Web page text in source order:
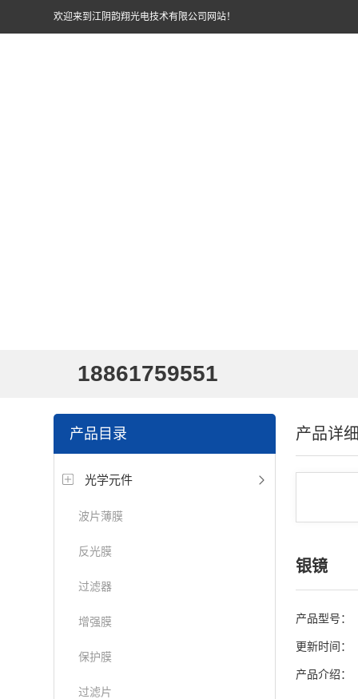
欢迎来到江阴韵翔光电技术有限公司网站！
18861759551
产品目录
光学元件
波片薄膜
反光膜
过滤器
增强膜
保护膜
过滤片
产品详
银镜
产品型号：
更新时间：
产品介绍：